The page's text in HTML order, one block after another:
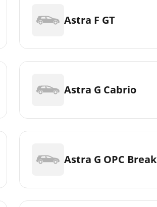
Astra F GT
Astra G Cabrio
Astra G OPC Break